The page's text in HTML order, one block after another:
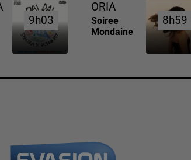
9h03
9h03
ORIA
Soiree
Mondaine
8h59
8h59